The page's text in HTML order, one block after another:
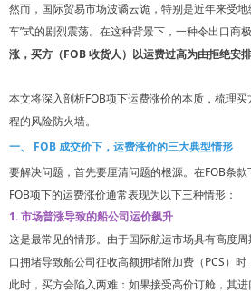
然而，国际贸易市场波谲云诡，特别是近年来受
车”式的剧烈震荡。在这种背景下，一种令出口商
涨，买方（FOB 收货人）以运费过高为由拒绝安
本文将深入剖析FOB项下运费涨价的本质，梳理
程的风险防火墙。
一、 FOB 成交价下，运费涨价的三大典型情形
要解决问题，首先要厘清问题的根源。在FOB条
FOB项下的运费涨价通常表现为以下三种情形：
1. 市场普涨导致的船公司运价飙升
这是最常见的情形。由于国际航运市场具有高度
口拥堵导致船公司征收高额拥堵附加费（PCS）
此时，买方会陷入两难：如果接受高价订舱，其